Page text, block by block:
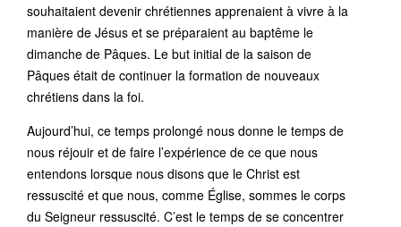
souhaitaient devenir chrétiennes apprenaient à vivre à la
manière de Jésus et se préparaient au baptême le
dimanche de Pâques. Le but initial de la saison de
Pâques était de continuer la formation de nouveaux
chrétiens dans la foi.
Aujourd’hui, ce temps prolongé nous donne le temps de
nous réjouir et de faire l’expérience de ce que nous
entendons lorsque nous disons que le Christ est
ressuscité et que nous, comme Église, sommes le corps
du Seigneur ressuscité. C’est le temps de se concentrer